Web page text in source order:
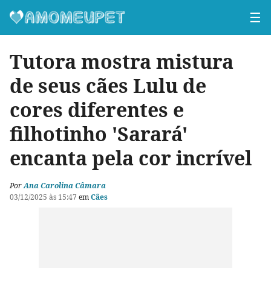
☰
Tutora mostra mistura
de seus cães Lulu de
cores diferentes e
filhotinho 'Sarará'
encanta pela cor incrível
PorAna Carolina Câmara
03/12/2025 às 15:47 emCães